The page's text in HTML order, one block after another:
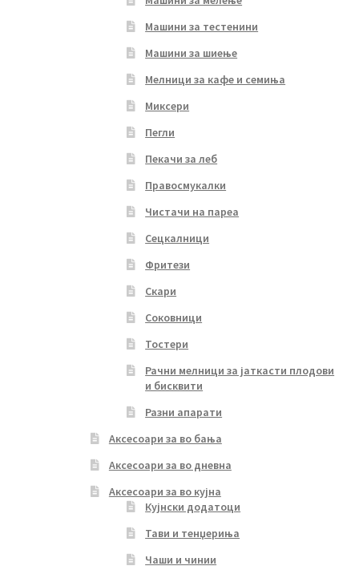
Машини за тестенини
Машини за шиење
Мелници за кафе и семиња
Миксери
Пегли
Пекачи за леб
Правосмукалки
Чистачи на пареа
Сецкалници
Фритези
Скари
Соковници
Тостери
Рачни мелници за јаткасти плодови
и бисквити
Разни апарати
Аксесоари за во бања
Аксесоари за во дневна
Аксесоари за во кујна
Кујнски додатоци
Тави и тенџериња
Чаши и чинии